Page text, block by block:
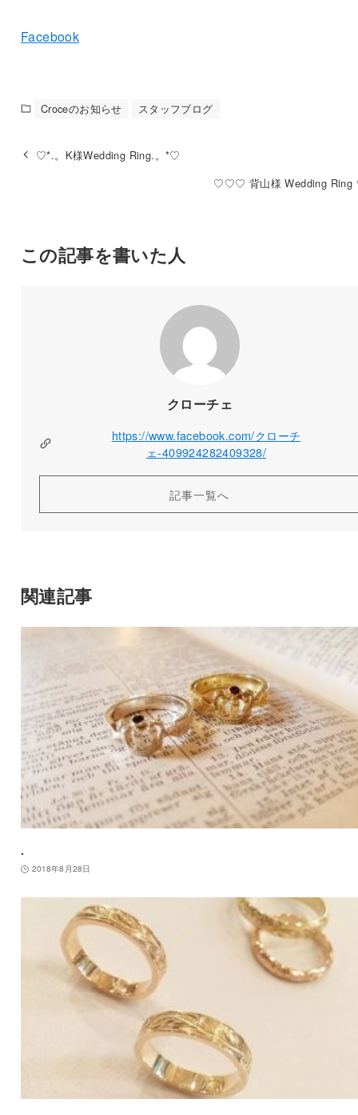
Facebook
Croceのお知らせ スタッフブログ
♡*.。K様Wedding Ring.。*♡
♡♡♡ 背山様 Wedding
この記事を書いた人
クローチェ
https://www.facebook.com/クローチ
ェ-409924282409328/
記事一覧へ
関連記事
.
2018年8月28日